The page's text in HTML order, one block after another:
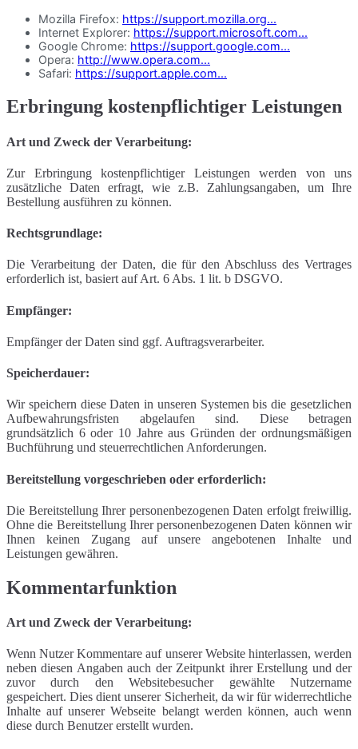
Mozilla Firefox: https://support.mozilla.org...
Internet Explorer: https://support.microsoft.com...
Google Chrome: https://support.google.com...
Opera: http://www.opera.com...
Safari: https://support.apple.com...
Erbringung kostenpflichtiger Leistungen
Art und Zweck der Verarbeitung:
Zur Erbringung kostenpflichtiger Leistungen werden von uns
zusätzliche Daten erfragt, wie z.B. Zahlungsangaben, um Ihre
Bestellung ausführen zu können.
Rechtsgrundlage:
Die Verarbeitung der Daten, die für den Abschluss des Vertrages
erforderlich ist, basiert auf Art. 6 Abs. 1 lit. b DSGVO.
Empfänger:
Empfänger der Daten sind ggf. Auftragsverarbeiter.
Speicherdauer:
Wir speichern diese Daten in unseren Systemen bis die gesetzlichen
Aufbewahrungsfristen abgelaufen sind. Diese betragen
grundsätzlich 6 oder 10 Jahre aus Gründen der ordnungsmäßigen
Buchführung und steuerrechtlichen Anforderungen.
Bereitstellung vorgeschrieben oder erforderlich:
Die Bereitstellung Ihrer personenbezogenen Daten erfolgt freiwillig.
Ohne die Bereitstellung Ihrer personenbezogenen Daten können wir
Ihnen keinen Zugang auf unsere angebotenen Inhalte und
Leistungen gewähren.
Kommentarfunktion
Art und Zweck der Verarbeitung:
Wenn Nutzer Kommentare auf unserer Website hinterlassen, werden
neben diesen Angaben auch der Zeitpunkt ihrer Erstellung und der
zuvor durch den Websitebesucher gewählte Nutzername
gespeichert. Dies dient unserer Sicherheit, da wir für widerrechtliche
Inhalte auf unserer Webseite belangt werden können, auch wenn
diese durch Benutzer erstellt wurden.